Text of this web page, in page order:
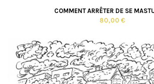
COMMENT ARRÊTER DE SE
80,00 €